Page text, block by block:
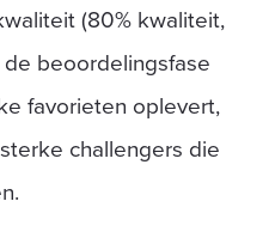
(80% kwaliteit,
beoordelingsfase
favorieten oplevert,
challengers die